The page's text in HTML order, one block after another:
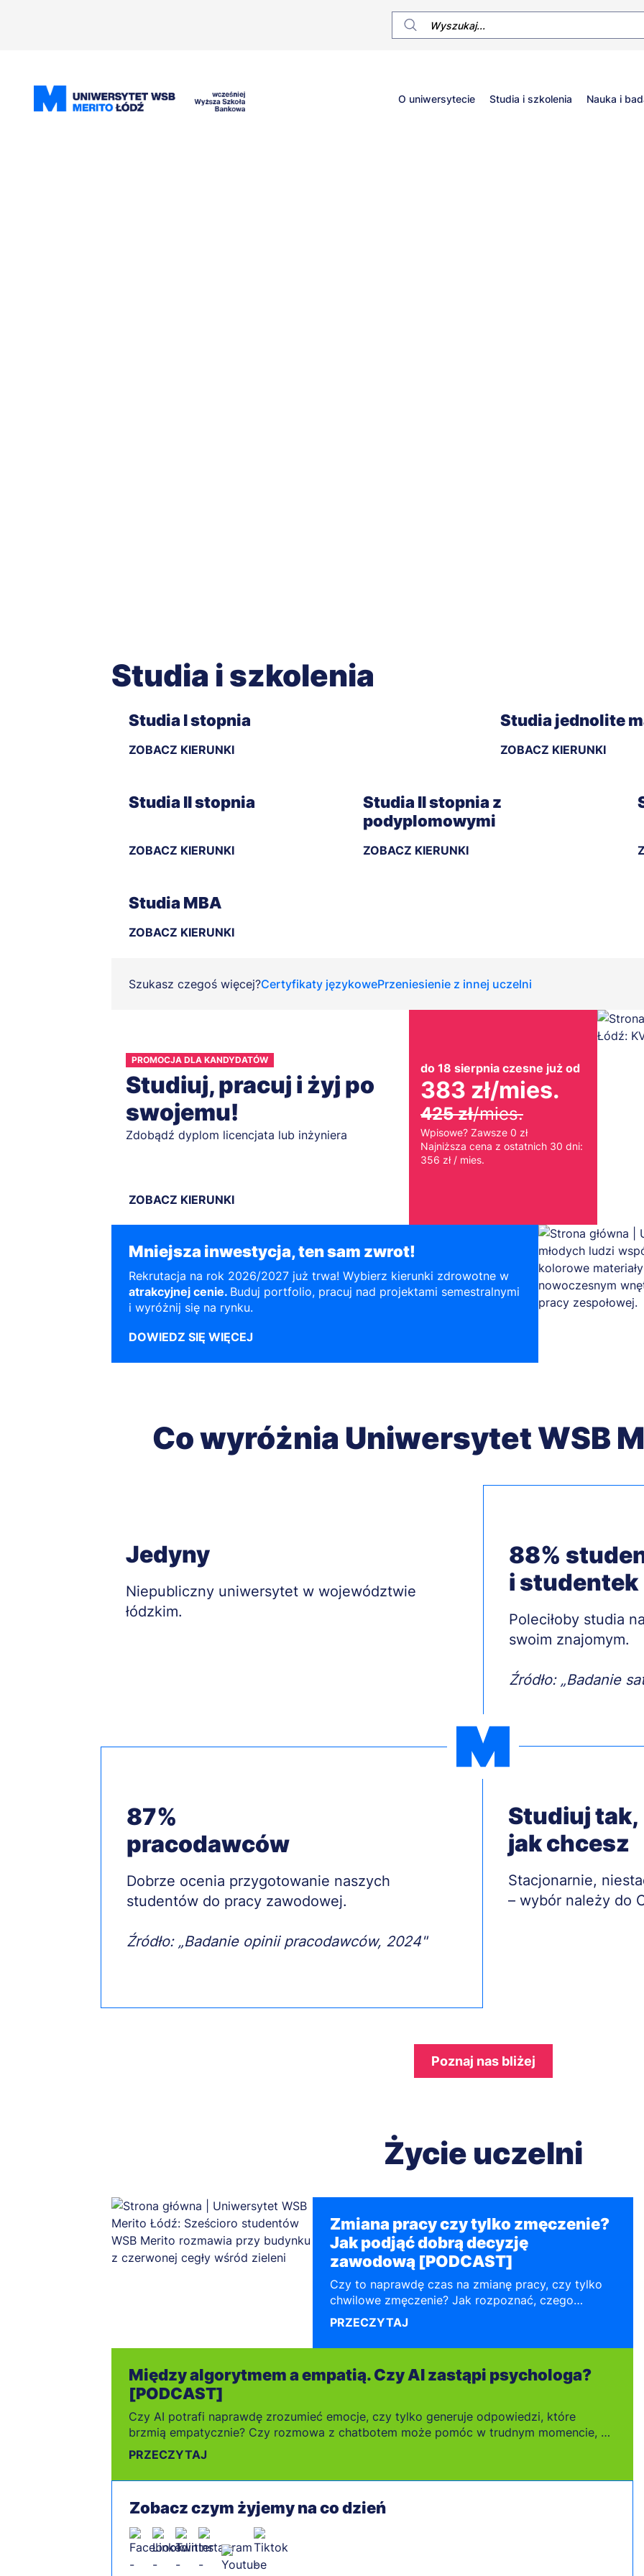
Główne
O uniwersytecie Studia i szkolenia Nauka i
Studia i szkolenia
Studia I stopnia
ZOBACZ KIERUNKI
Studia jednolite
ZOBACZ KIERUNKI
Studia II stopnia
ZOBACZ KIERUNKI
Studia II stopnia z
podyplomowymi
ZOBACZ KIERUNKI
Studia MBA
ZOBACZ KIERUNKI
Szukasz czegoś więcej?Certyfikaty językowePrzeniesienie z innej uczelni
PROMOCJA DLA KANDYDATÓW
Studiuj, pracuj i żyj po
swojemu!
Zdobądź dyplom licencjata lub inżyniera
ZOBACZ KIERUNKI
do 18 sierpnia czesne już od
383 zł/mies.
425 zł/mies.
Wpisowe? Zawsze 0 zł
Najniższa cena z ostatnich 30 dni:
356 zł / mies.
Mniejsza inwestycja, ten sam zwrot!
Rekrutacja na rok 2026/2027 już trwa! Wybierz kierunki zdrowotne w
atrakcyjnej cenie. Buduj portfolio, pracuj nad projektami semestralnymi
i wyróżnij się na rynku.
DOWIEDZ SIĘ WIĘCEJ
Co wyróżnia Uniwersytet WSB
Jedyny
Treść
Niepubliczny uniwersytet w województwie
łódzkim.
88%
i studentek
Treść
Poleciłoby studia
swoim znajomym.
Źródło: „Badanie
87%
pracodawców
Treść
Dobrze ocenia przygotowanie naszych
studentów do pracy zawodowej.
Źródło: „Badanie opinii pracodawców, 2024"
Studiuj tak,
jak chcesz
Treść
Stacjonarnie,
– wybór należy do
Odnośnik
Poznaj nas bliżej
Życie uczelni
Zmiana pracy czy tylko zmęczenie?
Jak podjąć dobrą decyzję
zawodową [PODCAST]
Czy to naprawdę czas na zmianę pracy, czy tylko
chwilowe zmęczenie? Jak rozpoznać, czego
potrzebujemy w życiu zawodowym: awansu,
większych pieniędzy, sensu, rozwoju, stabilizacji, a
może po prostu świętego spokoju?
PRZECZYTAJ
Między algorytmem a empatią. Czy AI zastąpi psychologa?
[PODCAST]
Czy AI potrafi naprawdę zrozumieć emocje, czy tylko generuje odpowiedzi, które
brzmią empatycznie? Czy rozmowa z chatbotem może pomóc w trudnym momencie, a
może czasem oddala nas od kontaktu z drugim człowiekiem?
PRZECZYTAJ
Zobacz czym żyjemy na co dzień